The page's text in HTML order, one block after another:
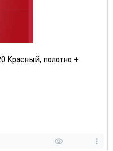
Красный, полотно +